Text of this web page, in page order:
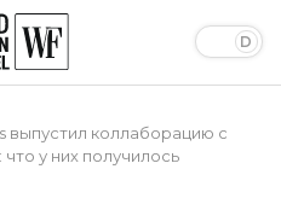
выпустил коллаборацию с
у них получилось